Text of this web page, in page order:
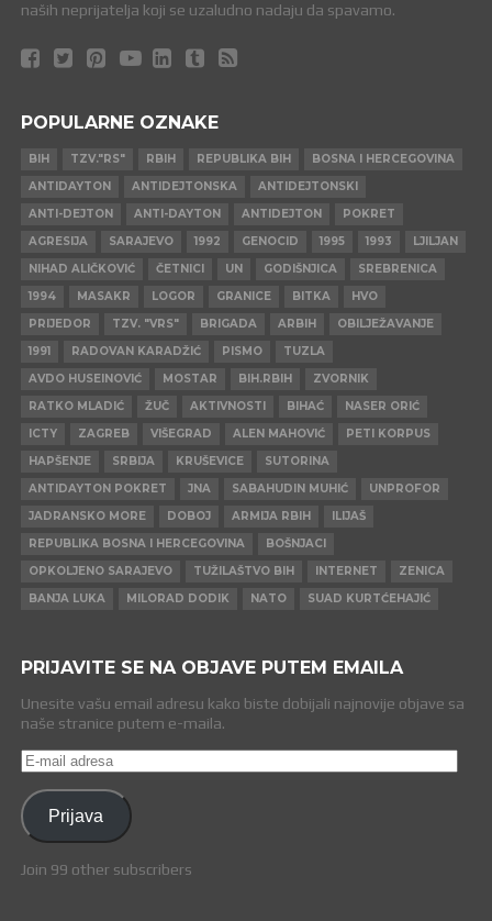
naših neprijatelja koji se uzaludno nadaju da spavamo.
POPULARNE OZNAKE
BIH TZV."RS" RBIH REPUBLIKA BIH
BOSNA I HERCEGOVINA
ANTIDAYTON
ANTIDEJTONSKA
ANTIDEJTONSKI
ANTI-DEJTON
ANTI-DAYTON ANTIDEJTON
POKRET
AGRESIJA
SARAJEVO 1992 GENOCID 1995 1993
LJILJAN
NIHAD ALIČKOVIĆ
ČETNICI UN GODIŠNJICA
SREBRENICA
1994
MASAKR LOGOR GRANICE BITKA
HVO
PRIJEDOR
TZV. "VRS" BRIGADA ARBIH
OBILJEŽAVANJE
1991
RADOVAN KARADŽIĆ PISMO
TUZLA
AVDO HUSEINOVIĆ
MOSTAR BIH.RBIH
ZVORNIK
RATKO MLADIĆ
ŽUČ AKTIVNOSTI BIHAĆ
NASER ORIĆ
ICTY
ZAGREB VIŠEGRAD ALEN MAHOVIĆ
PETI KORPUS
HAPŠENJE
SRBIJA KRUŠEVICE
SUTORINA
ANTIDAYTON POKRET
JNA SABAHUDIN MUHIĆ
UNPROFOR
JADRANSKO MORE
DOBOJ ARMIJA RBIH
ILIJAŠ
REPUBLIKA BOSNA I HERCEGOVINA
BOŠNJACI
OPKOLJENO SARAJEVO
TUŽILAŠTVO BIH INTERNET
ZENICA
BANJA LUKA
MILORAD DODIK NATO SUAD KURTĆEHAJIĆ
PRIJAVITE SE NA OBJAVE PUTEM EMAILA
Unesite vašu email adresu kako biste dobijali najnovije objave sa
naše stranice putem e-maila.
E-
mail
adresa
Prijava
Join 99 other subscribers